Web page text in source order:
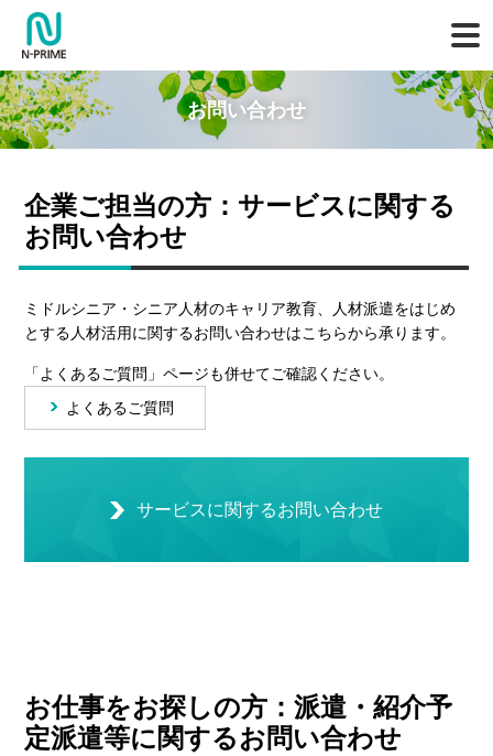
お問い合わせ
企業ご担当の方：サービスに関する
お問い合わせ
ミドルシニア・シニア人材のキャリア教育、人材派遣をはじめ
とする人材活用に関するお問い合わせはこちらから承ります。
「よくあるご質問」ページも併せてご確認ください。
よくあるご質問
サービスに関するお問い合わせ
お仕事をお探しの方：派遣・紹介予
定派遣等に関するお問い合わせ